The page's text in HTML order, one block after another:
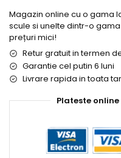
Magazin online cu o gama
scule si unelte dintr-o
prețuri mici!
Retur gratuit in termen
Garantie cel putin 6 luni
Livrare rapida in toata
Plateste